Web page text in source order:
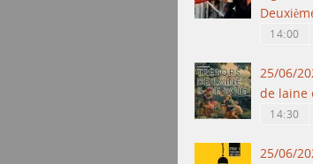
14:00
25/06/
de laine
14:30
25/06/